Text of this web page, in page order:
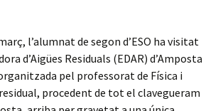
l’alumnat de segon d’ESO ha visitat
d’Aigües Residuals (EDAR) d’Amposta
pel professorat de Física i
residual, procedent de tot el clavegueram